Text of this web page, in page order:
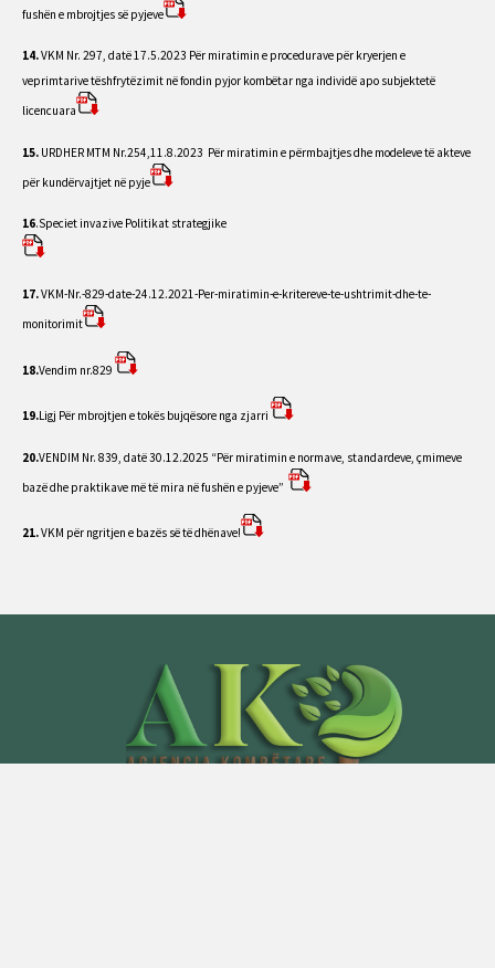
fushën e mbrojtjes së pyjeve
14.VKM Nr. 297, datë 17.5.2023 Për miratimin e procedurave për kryerjen e
veprimtarive tëshfrytëzimit në fondin pyjor kombëtar nga individë apo subjektetë
licencuara
15. URDHER MTM Nr.254,11.8.2023 Për miratimin e përmbajtjes dhe modeleve të akteve
për kundërvajtjet në pyje
16.Speciet invazive Politikat strategjike
17.VKM-Nr.-829-date-24.12.2021-Per-miratimin-e-kritereve-te-ushtrimit-dhe-te-
monitorimit
18.Vendim nr.829
19.Ligj Për mbrojtjen e tokës bujqësore nga zjarri
20.VENDIM Nr. 839, datë 30.12.2025 “Për miratimin e normave, standardeve, çmimeve
bazë dhe praktikave më të mira në fushën e pyjeve”
21.VKM për ngritjen e bazës së të dhënave!